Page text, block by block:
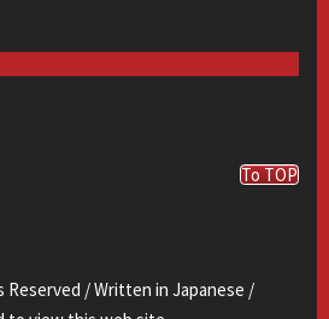
To TOP
Reserved / Written in Japanese /